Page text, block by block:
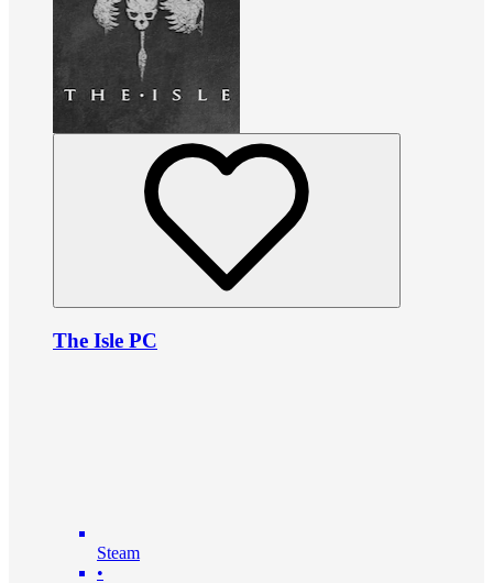
The Isle PC
Steam
•